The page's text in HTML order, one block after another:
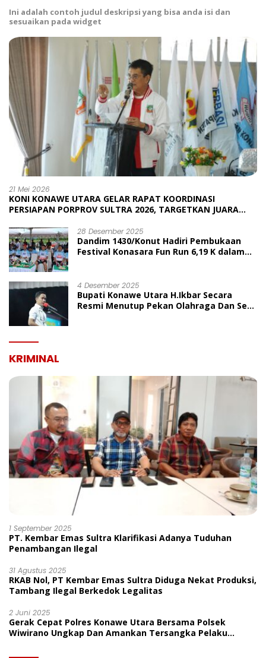
Ini adalah contoh judul deskripsi yang bisa anda isi dan
sesuaikan pada widget
21 Mei 2026
KONI KONAWE UTARA GELAR RAPAT KOORDINASI
PERSIAPAN PORPROV SULTRA 2026, TARGETKAN JUARA
28 Desember 2025
Dandim 1430/Konut Hadiri Pembukaan
Festival Konasara Fun Run 6,19 K dalam
4 Desember 2025
Bupati Konawe Utara H.Ikbar Secara
Resmi Menutup Pekan Olahraga Dan Seni
KRIMINAL
1 September 2025
PT. Kembar Emas Sultra Klarifikasi Adanya Tuduhan
Penambangan Ilegal
31 Agustus 2025
RKAB Nol, PT Kembar Emas Sultra Diduga Nekat Produksi,
Tambang Ilegal Berkedok Legalitas
2 Juni 2025
Gerak Cepat Polres Konawe Utara Bersama Polsek
Wiwirano Ungkap Dan Amankan Tersangka Pelaku